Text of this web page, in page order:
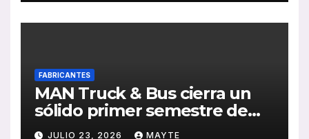
FABRICANTES
MAN Truck & Bus cierra un
sólido primer semestre de
2026 con crecimiento en
JULIO 23, 2026 MAYTE